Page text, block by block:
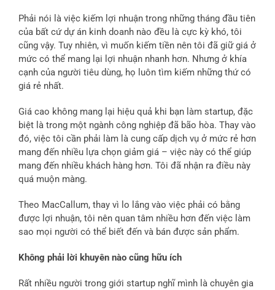
Phải nói là việc kiếm lợi nhuận trong những tháng đầu tiên
của bất cứ dự án kinh doanh nào đều là cực kỳ khó, tôi
cũng vậy. Tuy nhiên, vì muốn kiếm tiền nên tôi đã giữ giá ở
mức có thể mang lại lợi nhuận nhanh hơn. Nhưng ở khía
cạnh của người tiêu dùng, họ luôn tìm kiếm những thứ có
giá rẻ nhất.
Giá cao không mang lại hiệu quả khi bạn làm startup, đặc
biệt là trong một ngành công nghiệp đã bão hòa. Thay vào
đó, việc tôi cần phải làm là cung cấp dịch vụ ở mức rẻ hơn
mang đến nhiều lựa chọn giảm giá – việc này có thể giúp
mang đến nhiều khách hàng hơn. Tôi đã nhận ra điều này
quá muộn màng.
Theo MacCallum, thay vì lo lắng vào việc phải có bằng
được lợi nhuận, tôi nên quan tâm nhiều hơn đến việc làm
sao mọi người có thể biết đến và bán được sản phẩm.
Không phải lời khuyên nào cũng hữu ích
Rất nhiều người trong giới startup nghĩ mình là chuyên gia